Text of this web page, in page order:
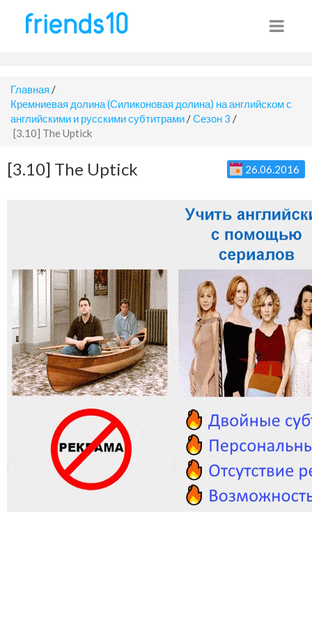
Главная /
Кремниевая долина (Силиконовая долина) на английском с
английскими и русскими субтитрами /Сезон 3 /
[3.10] The Uptick
[3.10] The Uptick 26.06.2016